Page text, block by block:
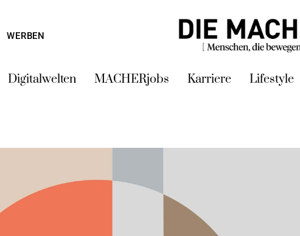
WERBEN
Digitalwelten MACHERjobs Karriere Lifestyle